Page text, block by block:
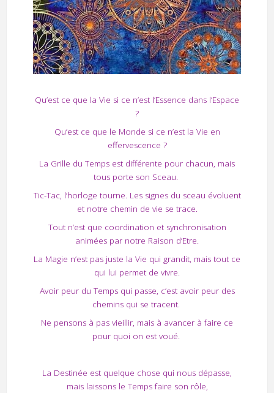
Qu’est ce que la Vie si ce n’est l’Essence dans l’Espace
?
Qu’est ce que le Monde si ce n’est la Vie en
effervescence ?
La Grille du Temps est différente pour chacun, mais
tous porte son Sceau.
Tic-Tac, l’horloge tourne. Les signes du sceau évoluent
et notre chemin de vie se trace.
Tout n’est que coordination et synchronisation
animées par notre Raison d’Etre.
La Magie n’est pas juste la Vie qui grandit, mais tout ce
qui lui permet de vivre.
Avoir peur du Temps qui passe, c’est avoir peur des
chemins qui se tracent.
Ne pensons à pas vieillir, mais à avancer à faire ce
pour quoi on est voué.
La Destinée est quelque chose qui nous dépasse,
mais laissons le Temps faire son rôle,